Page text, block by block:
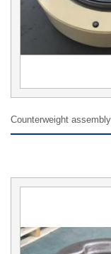
Counterweight assembly